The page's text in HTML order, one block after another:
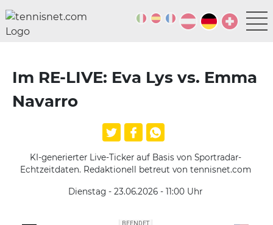
Im RE-LIVE: Eva Lys vs. Emma
Navarro
KI-generierter Live-Ticker auf Basis von Sportradar-
Echtzeitdaten. Redaktionell betreut von tennisnet.com
Dienstag - 23.06.2026 - 11:00 Uhr
BEENDET